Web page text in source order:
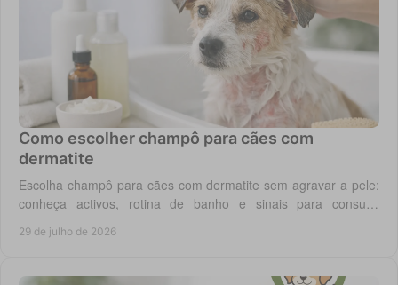
Como escolher champô para cães com
dermatite
Escolha champô para cães com dermatite sem agravar a pele:
conheça activos, rotina de banho e sinais para consulta
29 de julho de 2026